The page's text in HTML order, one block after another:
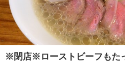
※閉店※ローストビーフもた